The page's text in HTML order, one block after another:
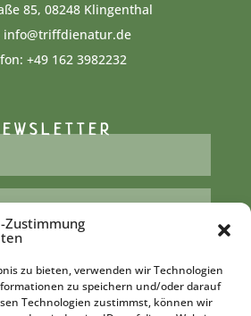
Zustimmung
zu bieten, verwenden wir Technologien
zu speichern und/oder darauf
Technologien zustimmst, können wir
85, 08248 Klingenthal
info@triffdienatur.de
+49 162 3982232‬